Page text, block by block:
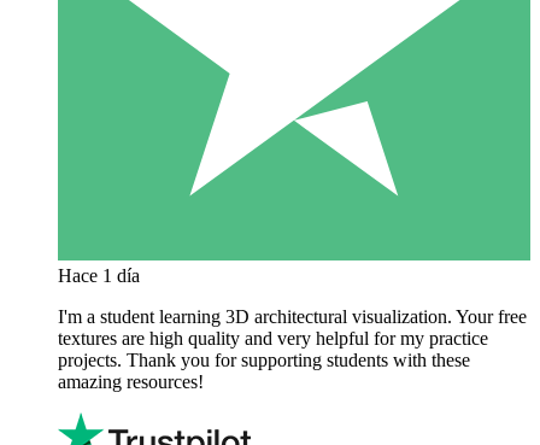
Hace 1 día
I'm a student learning 3D architectural visualization. Your free
textures are high quality and very helpful for my practice
projects. Thank you for supporting students with these
amazing resources!